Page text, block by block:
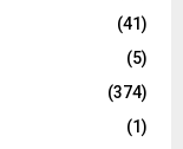
(41)
(5)
(374)
(1)